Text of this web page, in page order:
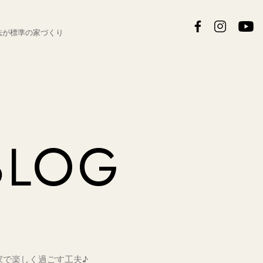
が標準の家づくり
で楽しく過ごす工夫♪